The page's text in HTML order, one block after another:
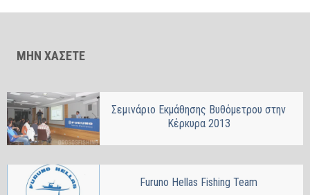
ΜΗΝ ΧΑΣΕΤΕ
Σεμινάριο Εκμάθησης Βυθόμετρου στην
Κέρκυρα 2013
Furuno Hellas Fishing Team